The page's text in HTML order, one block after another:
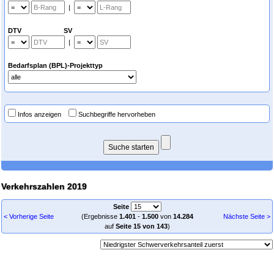
|
DTV SV
|
Bedarfsplan (BPL)-Projekttyp
Infos anzeigen Suchbegriffe hervorheben
Verkehrszahlen 2019
< Vorherige Seite
Seite
(Ergebnisse 1.401- 1.500von 14.284
auf Seite 15 von 143)
Nächste Seite >